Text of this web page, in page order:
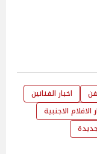
اخبار الفنانين
الافلام الاجنبية